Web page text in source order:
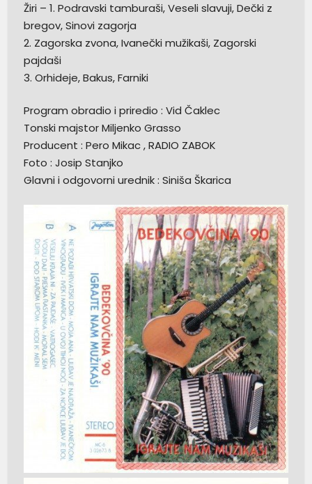
Žiri – 1. Podravski tamburaši, Veseli slavuji, Dečki z
bregov, Sinovi zagorja
2. Zagorska zvona, Ivanečki mužikaši, Zagorski
pajdaši
3. Orhideje, Bakus, Farniki
Program obradio i priredio : Vid Čaklec
Tonski majstor Miljenko Grasso
Producent : Pero Mikac , RADIO ZABOK
Foto : Josip Stanjko
Glavni i odgovorni urednik : Siniša Škarica